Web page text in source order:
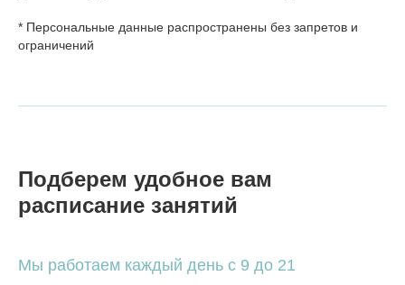
* Персональные данные распространены без запретов и
ограничений
Подберем удобное вам
расписание занятий
Мы работаем каждый день с 9 до 21